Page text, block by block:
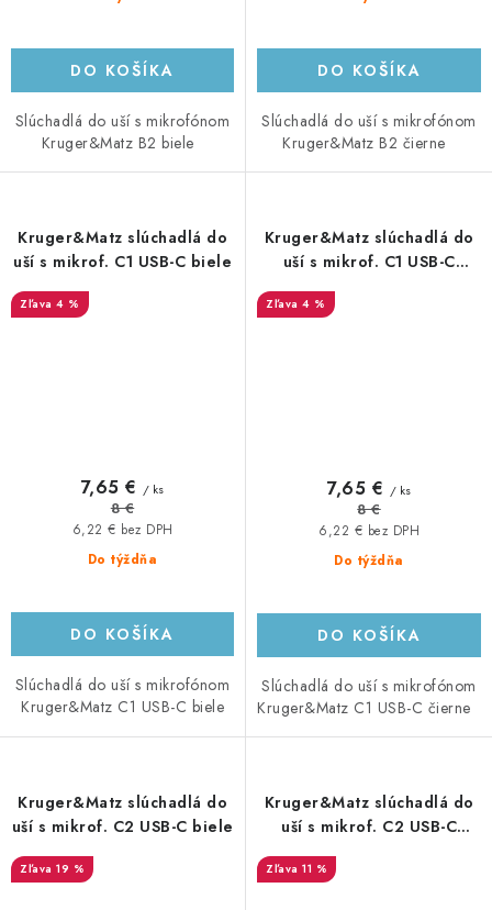
DO KOŠÍKA
Slúchadlá do uší s mikrofónom
Kruger&Matz B2 biele
DO KOŠÍKA
Slúchadlá do uší s mikrofónom
Kruger&Matz B2 čierne
Kruger&Matz slúchadlá do
uší s mikrof. C1 USB-C biele
4 %
Do týždňa
6,22 € bez DPH
7,65 € / ks
8 €
DO KOŠÍKA
Slúchadlá do uší s mikrofónom
Kruger&Matz C1 USB-C biele
Kruger&Matz slúchadlá do
uší s mikrof. C1 USB-C
4 %
Do týždňa
6,22 € bez DPH
7,65 € / ks
8 €
DO KOŠÍKA
Slúchadlá do uší s mikrofónom
Kruger&Matz C1 USB-C čierne
Kruger&Matz slúchadlá do
uší s mikrof. C2 USB-C biele
19 %
Kruger&Matz slúchadlá do
uší s mikrof. C2 USB-C
11 %